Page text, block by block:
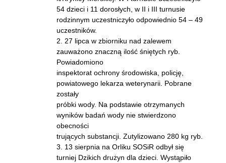
54 dzieci i 11 dorosłych, w II i III turnusie
rodzinnym uczestniczyło odpowiednio 54 – 49
uczestników.
2. 27 lipca w zbiorniku nad zalewem
zauważono znaczną ilość śniętych ryb.
Powiadomiono
inspektorat ochrony środowiska, policję,
powiatowego lekarza weterynarii. Pobrane
zostały
próbki wody. Na podstawie otrzymanych
wyników badań wody nie stwierdzono
obecności
trujących substancji. Zutylizowano 280 kg ryb.
3. 13 sierpnia na Orliku SOSiR odbył się
turniej Dzikich drużyn dla dzieci. Wystąpiło